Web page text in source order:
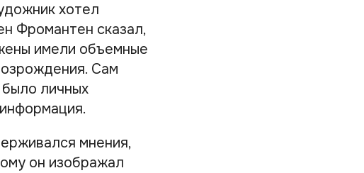
хотел
Фромантен сказал,
имели объемные
Сам
было личных
мнения,
он изображал